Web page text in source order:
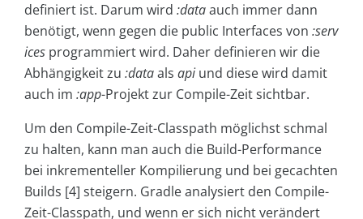
definiert ist. Darum wird :dataauch immer dann
benötigt, wenn gegen die public Interfaces von :serv
ices programmiert wird. Daher definieren wir die
Abhängigkeit zu :dataals api und diese wird damit
auch im :app-Projekt zur Compile-Zeit sichtbar.
Um den Compile-Zeit-Classpath möglichst schmal
zu halten, kann man auch die Build-Performance
bei inkrementeller Kompilierung und bei gecachten
Builds [4] steigern. Gradle analysiert den Compile-
Zeit-Classpath, und wenn er sich nicht verändert